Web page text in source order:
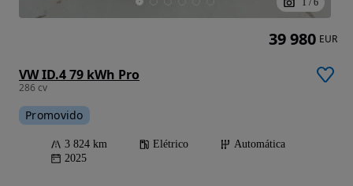
1 / 6
VW ID.4 79 kWh Pro
286 cv
Promovido
3 824 km Elétrico
Automática
2025
39 980 EUR